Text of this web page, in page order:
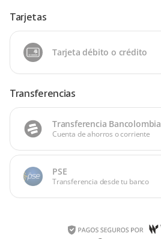
Tarjetas
Tarjeta débito o crédito
Transferencias
Transferencia Bancolombia
Cuenta de ahorros o corriente
PSE
Transferencia desde tu banco